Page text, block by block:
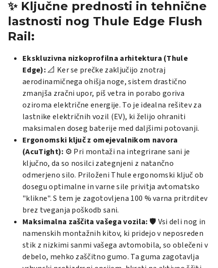
✨ Ključne prednosti in tehnične
lastnosti nog Thule Edge Flush
Rail:
Ekskluzivna nizkoprofilna arhitektura (Thule
Edge):📐 Ker se prečke zaključijo znotraj
aerodinamičnega ohišja noge, sistem drastično
zmanjša zračni upor, piš vetra in porabo goriva
oziroma električne energije. To je idealna rešitev za
lastnike električnih vozil (EV), ki želijo ohraniti
maksimalen doseg baterije med daljšimi potovanji.
Ergonomski ključ z omejevalnikom navora
(AcuTight): ⚙️ Pri montaži na integrirane sani je
ključno, da so nosilci zategnjeni z natančno
odmerjeno silo. Priloženi Thule ergonomski ključ ob
dosegu optimalne in varne sile privitja avtomatsko
"klikne". S tem je zagotovljena 100 % varna pritrditev
brez tveganja poškodb sani.
Maksimalna zaščita vašega vozila: 🛡️ Vsi deli nog in
namenskih montažnih kitov, ki pridejo v neposreden
stik z nizkimi sanmi vašega avtomobila, so oblečeni v
debelo, mehko zaščitno gumo. Ta guma zagotavlja